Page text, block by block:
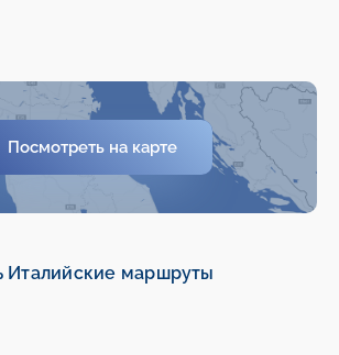
Посмотреть на карте
Италийские маршруты